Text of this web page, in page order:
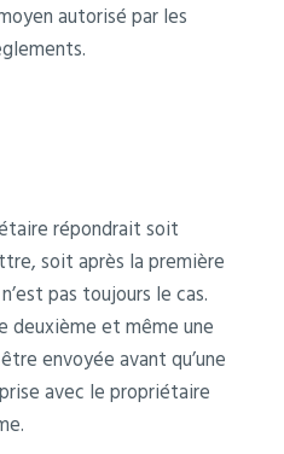
autorisé par les
répondrait soit
soit après la première
pas toujours le cas.
deuxième et même une
envoyée avant qu’une
avec le propriétaire